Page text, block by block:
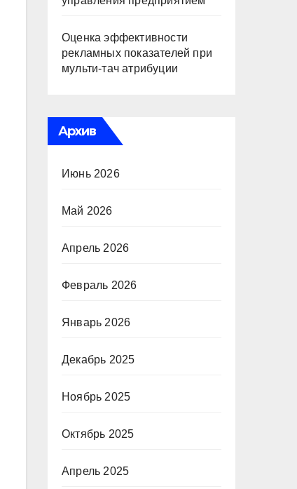
Оценка эффективности
рекламных показателей при
мульти-тач атрибуции
Архив
Июнь 2026
Май 2026
Апрель 2026
Февраль 2026
Январь 2026
Декабрь 2025
Ноябрь 2025
Октябрь 2025
Апрель 2025